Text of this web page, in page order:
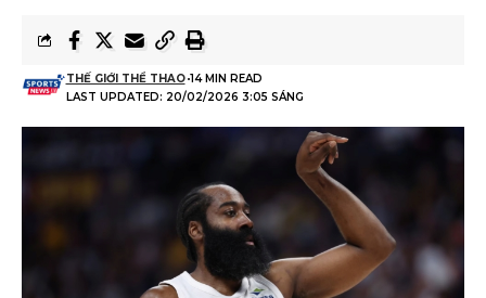
LAST UPDATED: 20/02/2026 3:05 SÁNG
THẾ GIỚI THỂ THAO 14 MIN READ